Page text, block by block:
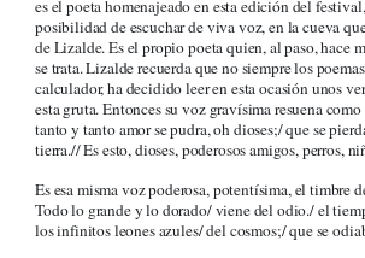
es el poeta homenajeado en esta edición del
posibilidad de escuchar de viva voz, en la cueva
de Lizalde. Es el propio poeta quien, al paso, hace
se trata. Lizalde recuerda que no siempre los
calculador, ha decidido leer en esta ocasión unos
esta gruta. Entonces su voz gravísima resuena
tanto y tanto amor se pudra, oh dioses;/ que se
tierra.// Es esto, dioses, poderosos amigos, perros,
Es esa misma voz poderosa, potentísima, el timbre
Todo lo grande y lo dorado/ viene del odio./ el
los infinitos leones azules/ del cosmos;/ que se